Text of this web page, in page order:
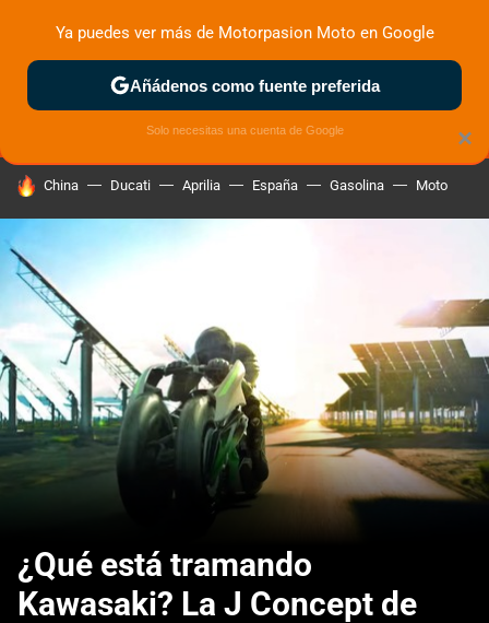
MENÚ NUEVO
ZONA DE PRUEBAS DEPORTIVAS MOTOS ELÉCTRICAS
HOY SE HABLA DE
China Ducati Aprilia España Gasolina Moto
¿Qué está tramando
Kawasaki? La J Concept de
×
Ya puedes ver más de Motorpasion Moto en Google
Añádenos como fuente preferida
Solo necesitas una cuenta de Google